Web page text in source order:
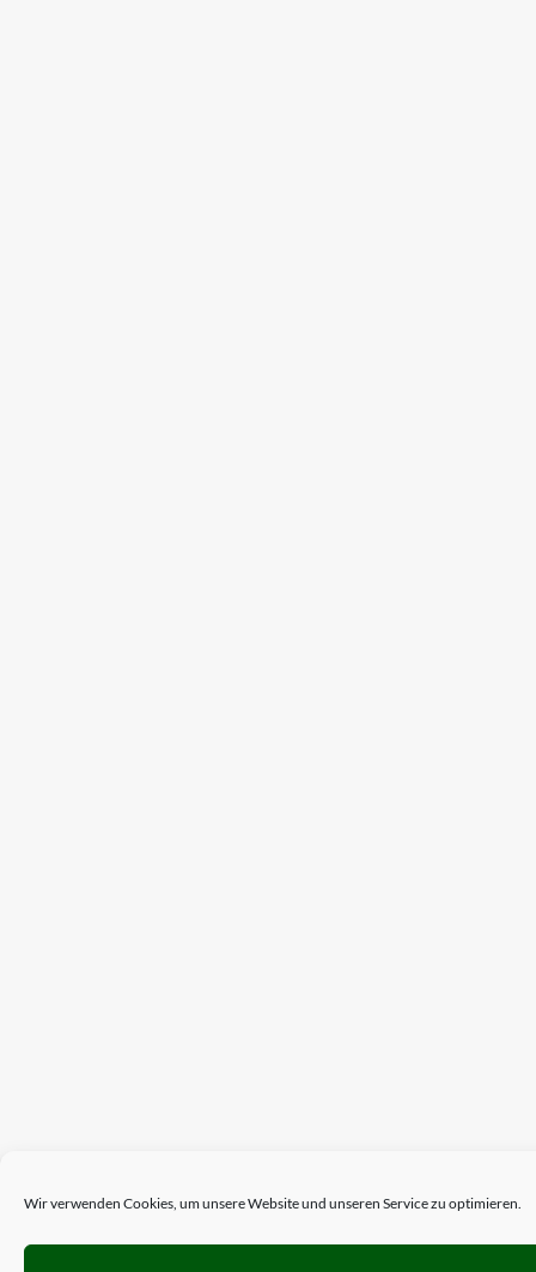
Wir verwenden Cookies, um unsere Website und unseren Service zu optimieren.